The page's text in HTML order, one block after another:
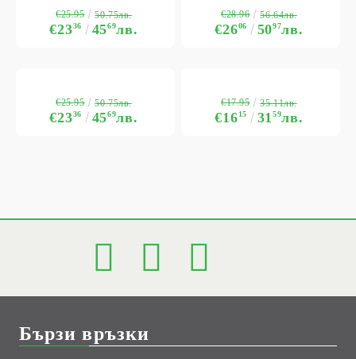
€2336 4569лв.
€25.95 50.75лв.
€2606 5097лв.
€28.96 56.64лв.
€2336 4569лв.
€25.95 50.75лв.
€1615 3159лв.
€17.95 35.11лв.
Бързи връзки